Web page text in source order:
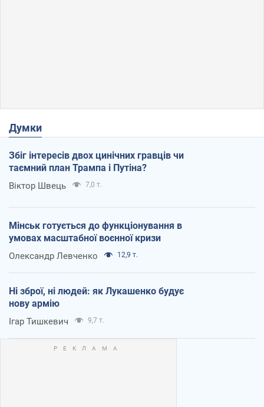
Думки
Збіг інтересів двох цинічних гравців чи
таємний план Трампа і Путіна?
Віктор Швець 7,0 т.
Мінськ готується до функціонування в
умовах масштабної воєнної кризи
Олександр Левченко 12,9 т.
Ні зброї, ні людей: як Лукашенко будує
нову армію
Ігар Тишкевич 9,7 т.